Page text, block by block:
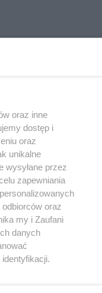
być powielany i
w jakikolwiek sposób (w
polu
w
Jakiekolwiek użycie lub
naruszeniem prawa,
kary i może być
oraz inne
dostęp i
oraz
unikalne
wysyłane przez
zapewniania
oraz
my i Zaufani
danych